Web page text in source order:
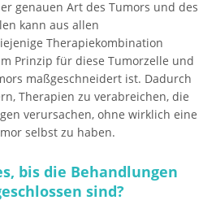
genauen Art des Tumors und des
kann aus allen
Therapiekombination
Prinzip für diese Tumorzelle und
maßgeschneidert ist. Dadurch
Therapien zu verabreichen, die
verursachen, ohne wirklich eine
selbst zu haben.
bis die Behandlungen
sind?